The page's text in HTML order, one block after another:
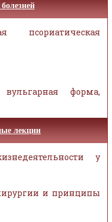
псориатическая
вульгарная форма,
лекции
у
и принципы